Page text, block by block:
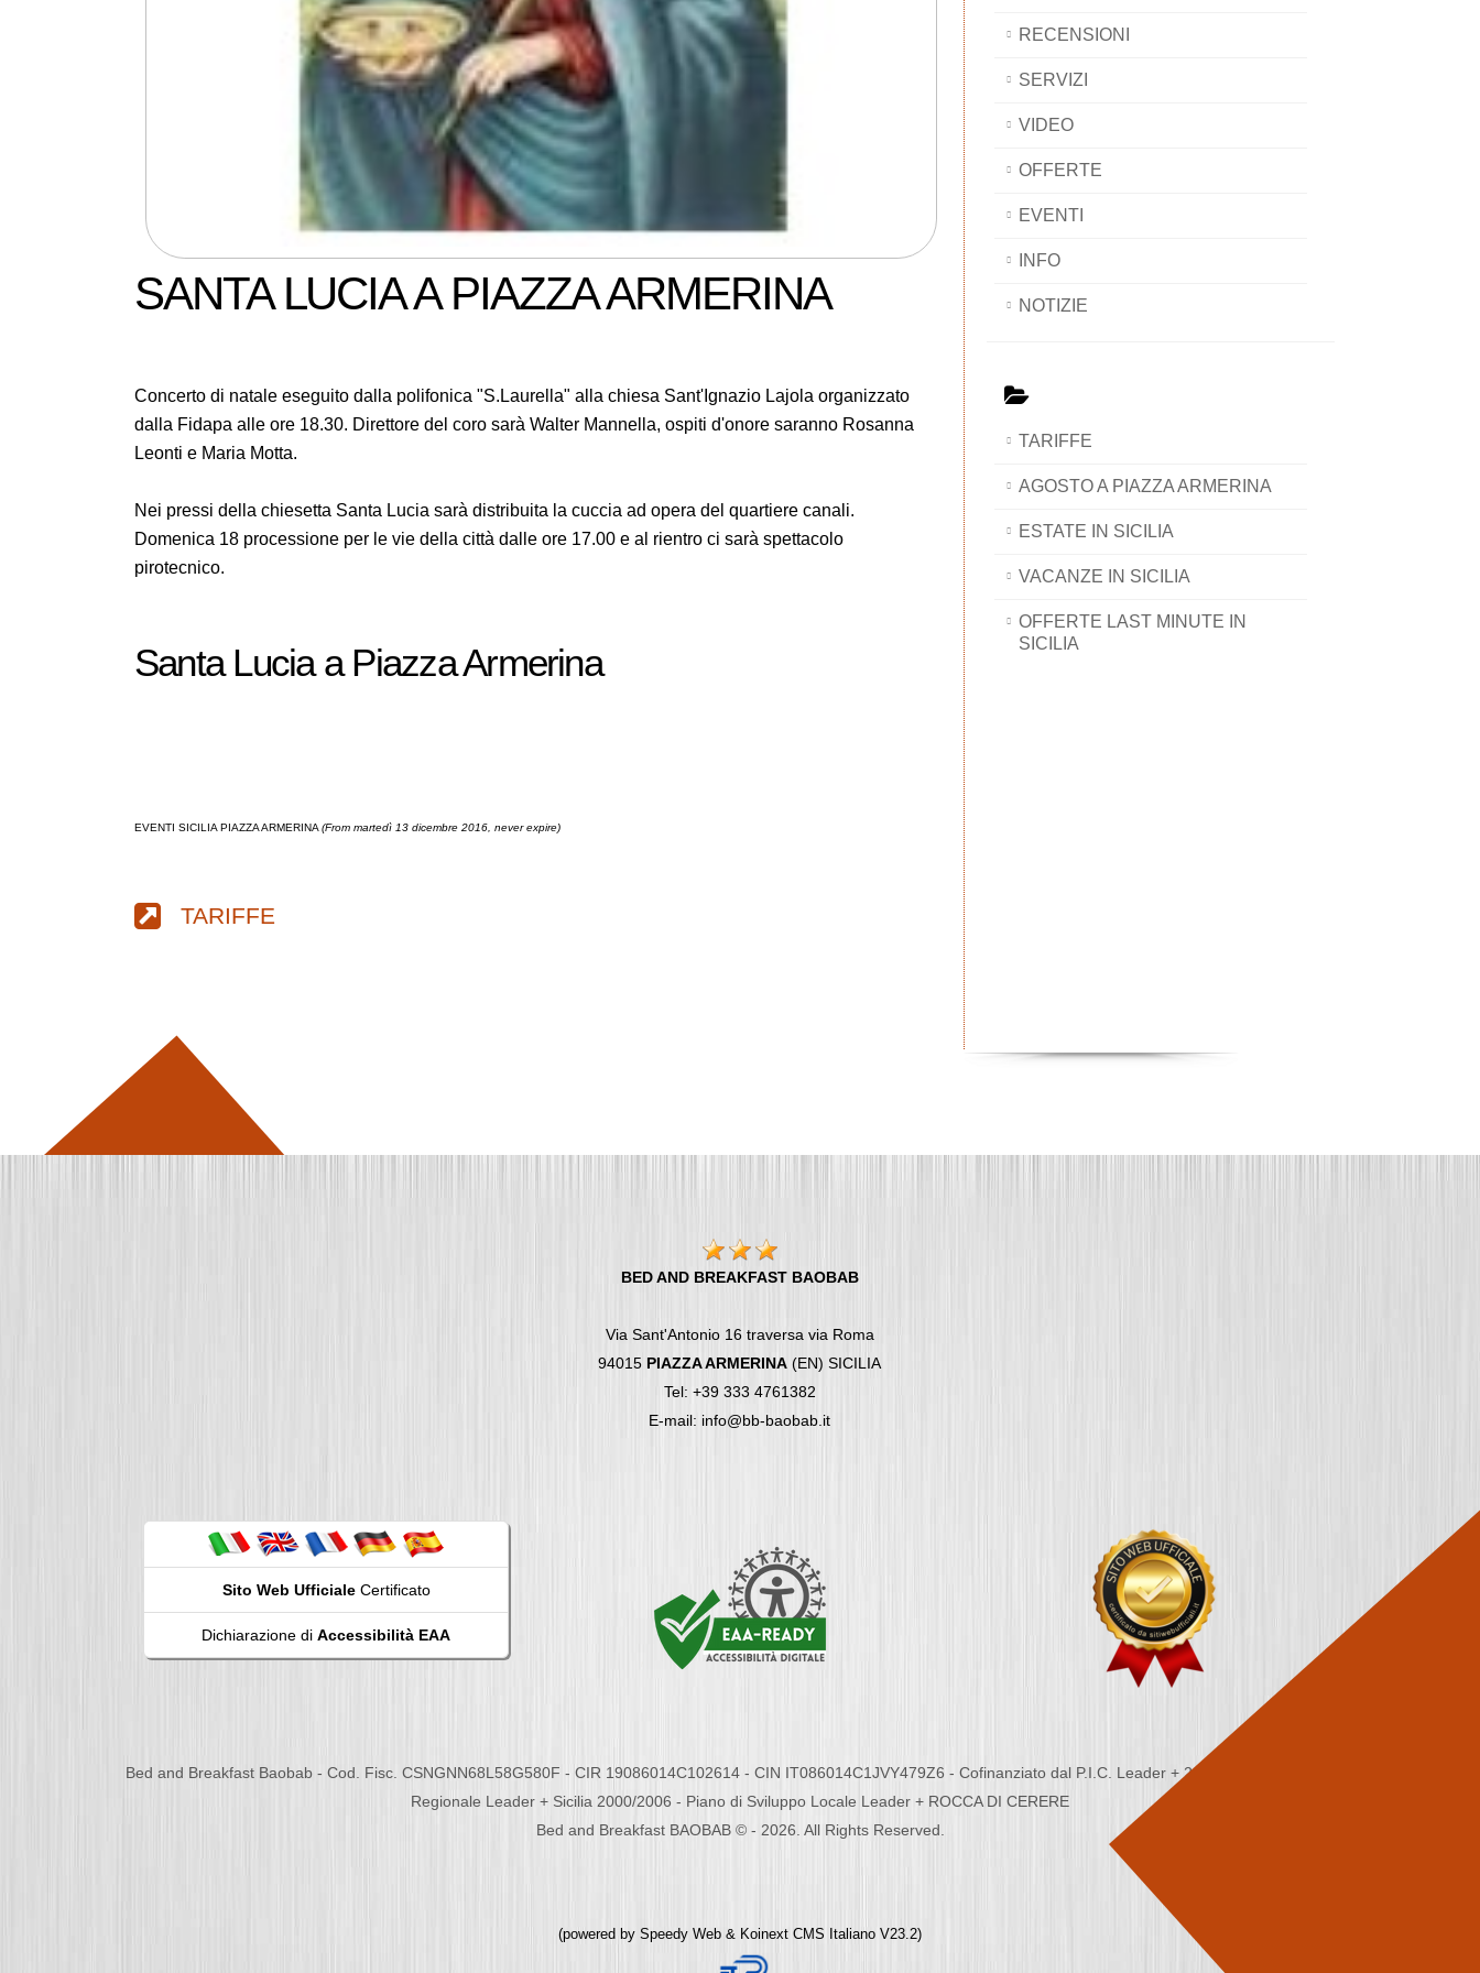
SANTA LUCIA A PIAZZA ARMERINA
Concerto di natale eseguito dalla polifonica "S.Laurella" alla chiesa Sant'Ignazio Lajola organizzato
dalla Fidapa alle ore 18.30. Direttore del coro sarà Walter Mannella, ospiti d'onore saranno Rosanna
Leonti e Maria Motta.
Nei pressi della chiesetta Santa Lucia sarà distribuita la cuccia ad opera del quartiere canali.
Domenica 18 processione per le vie della città dalle ore 17.00 e al rientro ci sarà spettacolo
pirotecnico.
Santa Lucia a Piazza Armerina
EVENTI SICILIA PIAZZA ARMERINA (From martedì 13 dicembre 2016, never expire)
TARIFFE
RECENSIONI
SERVIZI
VIDEO
OFFERTE
EVENTI
INFO
NOTIZIE
TARIFFE
AGOSTO A PIAZZA ARMERINA
ESTATE IN SICILIA
VACANZE IN SICILIA
OFFERTE LAST MINUTE IN
SICILIA
BED AND BREAKFAST BAOBAB
Via Sant'Antonio 16 traversa via Roma
94015 PIAZZA ARMERINA (EN) SICILIA
Tel: +39 333 4761382
E-mail: info@bb-baobab.it
Sito Web UfficialeCertificato
Dichiarazione di Accessibilità EAA
Bed and Breakfast Baobab - Cod. Fisc. CSNGNN68L58G580F - CIR 19086014C102614 - CIN IT086014C1JVY479Z6 - Cofinanziato dal P.I.C. Leader + 2000/2006 - Programma
Regionale Leader + Sicilia 2000/2006 - Piano di Sviluppo Locale Leader + ROCCA DI CERERE
Bed and Breakfast BAOBAB © - 2026. All Rights Reserved.
(powered by Speedy Web & Koinext CMS Italiano V23.2)